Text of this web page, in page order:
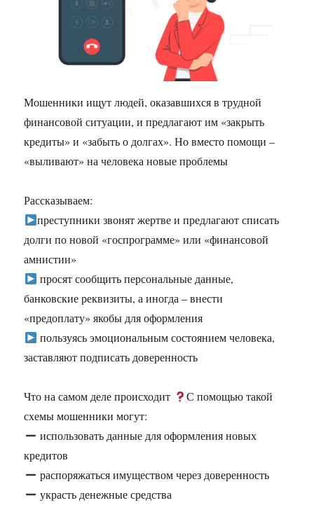
Мошенники ищут людей, оказавшихся в трудной
финансовой ситуации, и предлагают им «закрыть
кредиты» и «забыть о долгах». Но вместо помощи –
«выливают» на человека новые проблемы
Рассказываем:
преступники звонят жертве и предлагают списать
долги по новой «госпрограмме» или «финансовой
амнистии»
просят сообщить персональные данные,
банковские реквизиты, а иногда – внести
«предоплату» якобы для оформления
пользуясь эмоциональным состоянием человека,
заставляют подписать доверенность
Что на самом деле происходит
С помощью такой
схемы мошенники могут:
использовать данные для оформления новых
кредитов
распоряжаться имуществом через доверенность
украсть денежные средства